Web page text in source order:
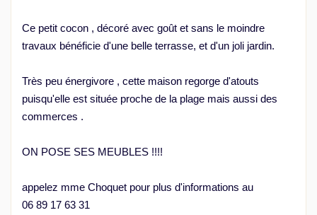
Ce petit cocon , décoré avec goût et sans le moindre
travaux bénéficie d'une belle terrasse, et d'un joli jardin.
Très peu énergivore , cette maison regorge d'atouts
puisqu'elle est située proche de la plage mais aussi des
commerces .
ON POSE SES MEUBLES !!!!
appelez mme Choquet pour plus d'informations au
06 89 17 63 31